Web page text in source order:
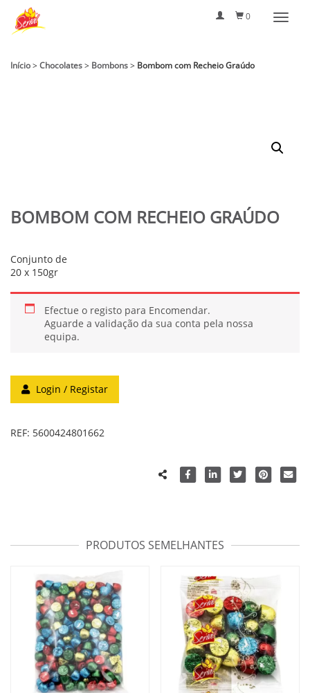
0
Início>Chocolates> Bombons> Bombom com Recheio Graúdo
BOMBOM COM RECHEIO GRAÚDO
Conjunto de
20 x 150gr
Efectue o registo para Encomendar.
Aguarde a validação da sua conta pela nossa
equipa.
Login / Registar
REF: 5600424801662
PRODUTOS SEMELHANTES